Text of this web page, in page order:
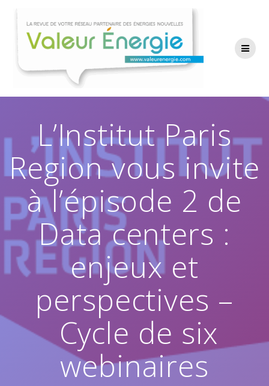
contenu
L’Institut Paris
Region vous invite
à l’épisode 2 de
Data centers :
enjeux et
perspectives –
Cycle de six
webinaires